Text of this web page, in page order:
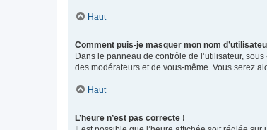
Haut
Comment puis-je masquer mon nom
Dans le panneau de contrôle de l’utilisateur,
des modérateurs et de vous-même. Vous serez
Haut
L’heure n’est pas correcte !